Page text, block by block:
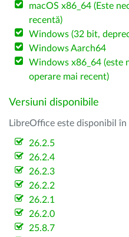
macOS x86_64 (Este
recentă)
Windows (32 bit,
Windows Aarch64
Windows x86_64 (este
operare mai recent)
Versiuni disponibile
LibreOffice este disponibil
26.2.5
26.2.4
26.2.3
26.2.2
26.2.1
26.2.0
25.8.7